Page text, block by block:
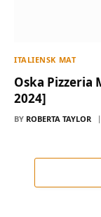
ITALIENSK MAT
Oska Pizzeria
2024]
BY ROBERTA TAYLOR